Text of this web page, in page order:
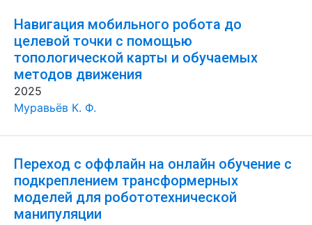
Навигация мобильного робота до
целевой точки с помощью
топологической карты и обучаемых
методов движения
2025
Муравьёв К. Ф.
Переход с оффлайн на онлайн обучение с
подкреплением трансформерных
моделей для робототехнической
манипуляции